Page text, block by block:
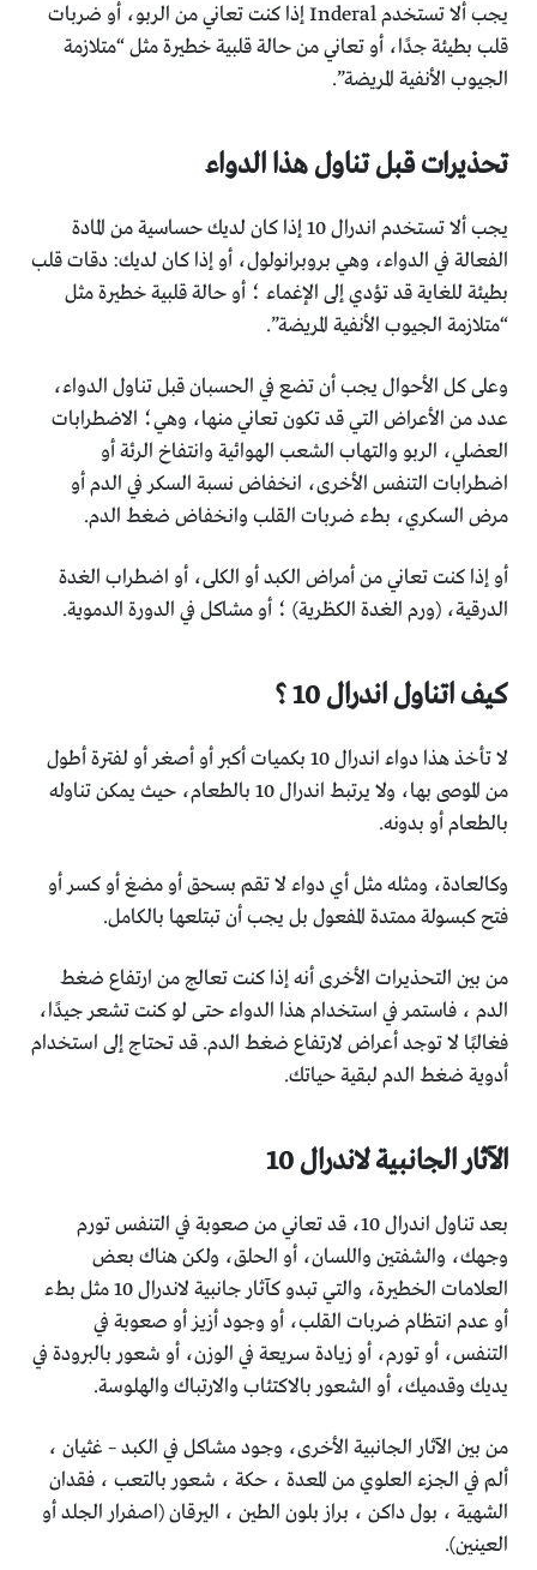
يجب ألا تستخدم Inderal إذا كنت تعاني من الربو، أو ضربات
قلب بطيئة جدًا، أو تعاني من حالة قلبية خطيرة مثل “متلازمة
الجيوب الأنفية المريضة”.
تحذيرات قبل تناول هذا الدواء
يجب ألا تستخدم اندرال 10 إذا كان لديك حساسية من المادة
الفعالة في الدواء، وهي بروبرانولول، أو إذا كان لديك: دقات قلب
بطيئة للغاية قد تؤدي إلى الإغماء ؛ أو حالة قلبية خطيرة مثل
“متلازمة الجيوب الأنفية المريضة”.
وعلى كل الأحوال يجب أن تضع في الحسبان قبل تناول الدواء،
عدد من الأعراض التي قد تكون تعاني منها، وهي؛ الاضطرابات
العضلي، الربو والتهاب الشعب الهوائية وانتفاخ الرئة أو
اضطرابات التنفس الأخرى، انخفاض نسبة السكر في الدم أو
مرض السكري، بطء ضربات القلب وانخفاض ضغط الدم.
أو إذا كنت تعاني من أمراض الكبد أو الكلى، أو اضطراب الغدة
الدرقية، (ورم الغدة الكظرية) ؛ أو مشاكل في الدورة الدموية.
كيف اتناول اندرال 10 ؟
لا تأخذ هذا دواء اندرال 10 بكميات أكبر أو أصغر أو لفترة أطول
من الموصى بها، ولا يرتبط اندرال 10 بالطعام، حيث يمكن تناوله
بالطعام أو بدونه.
وكالعادة، ومثله مثل أي دواء لا تقم بسحق أو مضغ أو كسر أو
فتح كبسولة ممتدة المفعول بل يجب أن تبتلعها بالكامل.
من بين التحذيرات الأخرى أنه إذا كنت تعالج من ارتفاع ضغط
الدم ، فاستمر في استخدام هذا الدواء حتى لو كنت تشعر جيدًا،
فغالبًا لا توجد أعراض لارتفاع ضغط الدم. قد تحتاج إلى استخدام
أدوية ضغط الدم لبقية حياتك.
الآثار الجانبية لاندرال 10
بعد تناول اندرال 10، قد تعاني من صعوبة في التنفس تورم
وجهك، والشفتين واللسان، أو الحلق، ولكن هناك بعض
العلامات الخطيرة، والتي تبدو كآثار جانبية لاندرال 10 مثل بطء
أو عدم انتظام ضربات القلب، أو وجود أزيز أو صعوبة في
التنفس، أو تورم، أو زيادة سريعة في الوزن، أو شعور بالبرودة في
يديك وقدميك، أو الشعور بالاكتئاب والارتباك والهلوسة.
من بين الآثار الجانبية الأخرى، وجود مشاكل في الكبد – غثيان ،
ألم في الجزء العلوي من المعدة ، حكة ، شعور بالتعب ، فقدان
الشهية ، بول داكن ، براز بلون الطين ، اليرقان (اصفرار الجلد أو
العينين).